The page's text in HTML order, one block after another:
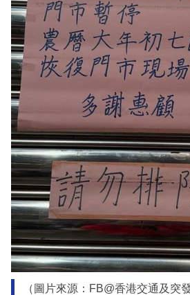
（圖片來源：FB@香港交通及突